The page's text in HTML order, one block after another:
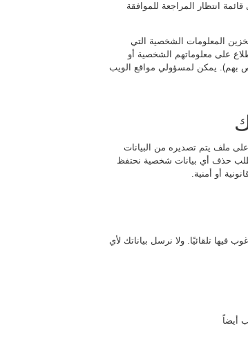
قائمة انتظار المراجعة للموافقة
المعلومات الشخصية التي
على معلوماتهم الشخصية أو
بهم). يمكن لمسؤولي مواقع الويب
ملف يتم تصديره من البيانات
طلب حذف أي بيانات شخصية نحتفظ
أو أمنية.
تلقائيًا. ولا نرسل بياناتك لأي
أيضاً